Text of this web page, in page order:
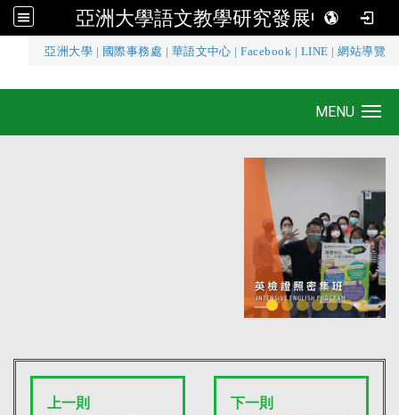
亞洲大學語文教學研究發展中心
亞洲大學 國際事務處 華語文中心 |Facebook LINE |網站導覽
亞洲大學語文教學研究發展中心
MENU
上一則 下一則